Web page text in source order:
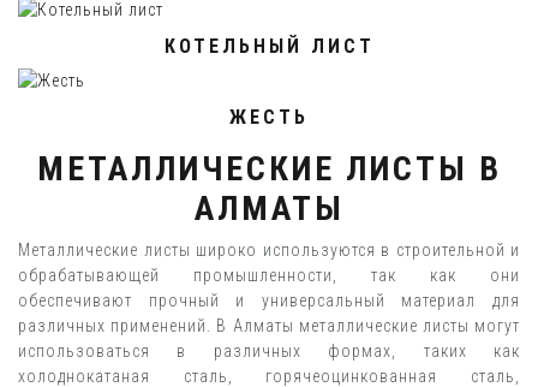
КОТЕЛЬНЫЙ ЛИСТ
ЖЕСТЬ
МЕТАЛЛИЧЕСКИЕ ЛИСТЫ В
АЛМАТЫ
Металлические листы широко используются в строительной и
обрабатывающей промышленности, так как они
обеспечивают прочный и универсальный материал для
различных применений. В Алматы металлические листы могут
использоваться в различных формах, таких как
холоднокатаная сталь, горячеоцинкованная сталь,